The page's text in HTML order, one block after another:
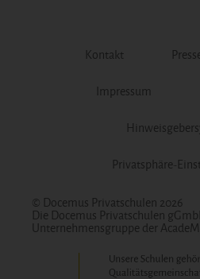
Kontakt
Impressum
Privatsphäre-
© Docemus Privatschulen 2026
Die Docemus Privatschulen
Unternehmensgruppe der